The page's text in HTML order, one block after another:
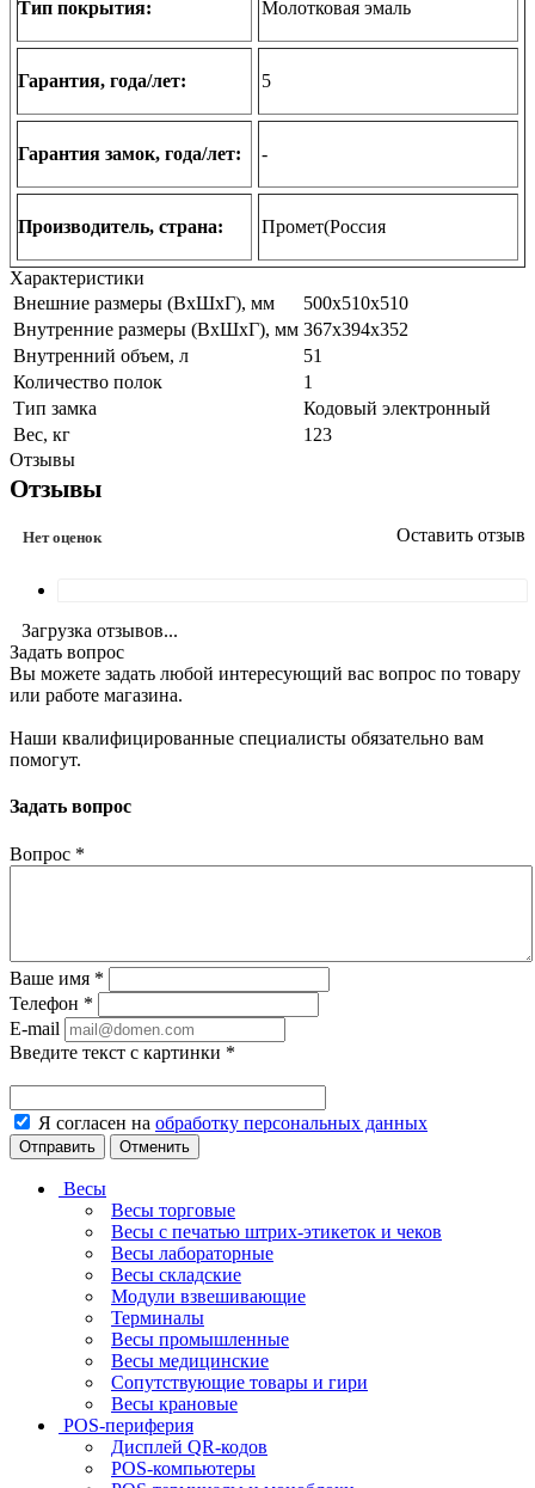
Тип покрытия: Молотковая эмаль
Гарантия, года/лет: 5
Гарантия замок, года/лет: -
Производитель, страна: Промет(Россия
Характеристики
Внешние размеры (ВхШхГ), мм
500х510х510
Внутренние размеры (ВхШхГ), мм 367х394х352
Внутренний объем, л
51
Количество полок
1
Тип замка
Кодовый электронный
Вес, кг
123
Отзывы
Отзывы
Нет оценок Оставить отзыв
Загрузка отзывов...
Задать вопрос
Вы можете задать любой интересующий вас вопрос по товару
или работе магазина.
Наши квалифицированные специалисты обязательно вам
помогут.
Задать вопрос
Вопрос *
Ваше имя *
Телефон *
E-mail
Введите текст с картинки *
Я согласен на обработку персональных данных
Отменить
Весы
Весы торговые
Весы с печатью штрих-этикеток и чеков
Весы лабораторные
Весы складские
Модули взвешивающие
Терминалы
Весы промышленные
Весы медицинские
Сопутствующие товары и гири
Весы крановые
POS-периферия
Дисплей QR-кодов
POS-компьютеры